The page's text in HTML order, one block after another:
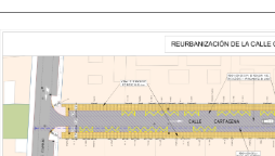
la
noticia